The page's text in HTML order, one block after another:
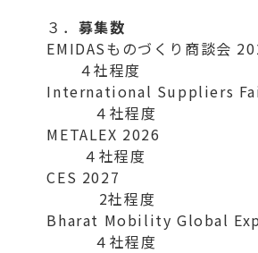
３． 募集数
EMIDASものづくり
４社程度
International Suppliers
４社程度
METALEX
４社程度
CES
2社程度
Bharat Mobility Global
４社程度